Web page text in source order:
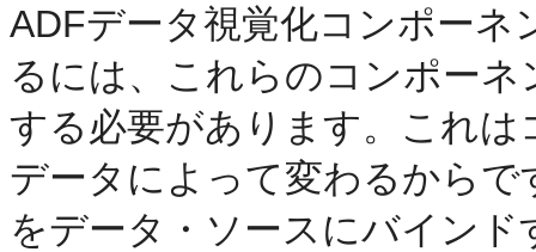
ADFデータ視覚化コンポー
るには、これらのコンポー
する必要があります。これ
データによって変わるから
をデータ・ソースにバイン